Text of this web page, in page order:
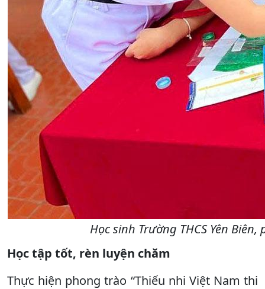
Học sinh Trường THCS Yên
Học tập tốt, rèn luyện chăm
Thực hiện phong trào “Thiếu nhi Việt Nam thi